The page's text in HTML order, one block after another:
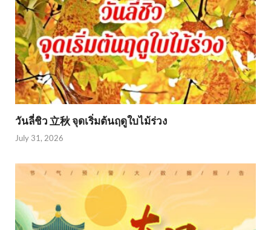
วันลี่ชิว 立秋 จุดเริ่มต้นฤดูใบไม้ร่วง
July 31, 2026